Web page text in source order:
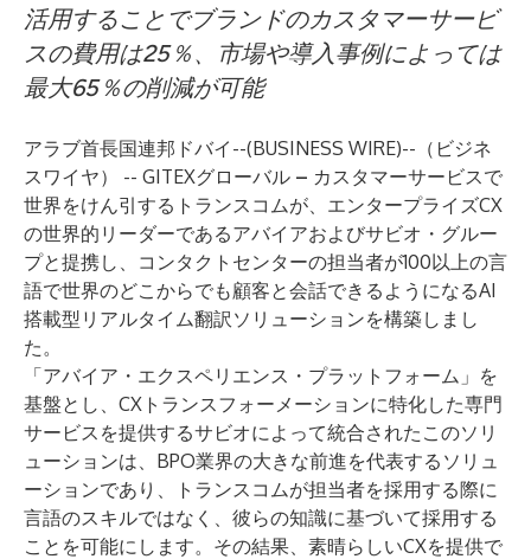
活用することでブランドのカスタマーサービ
スの費用は25％、市場や導入事例によっては
最大65％の削減が可能
アラブ首長国連邦ドバイ--(BUSINESS WIRE)-- （ビジネ
スワイヤ） -- GITEXグローバル – カスタマーサービスで
世界をけん引するトランスコムが、エンタープライズCX
の世界的リーダーであるアバイアおよびサビオ・グルー
プと提携し、コンタクトセンターの担当者が100以上の言
語で世界のどこからでも顧客と会話できるようになるAI
搭載型リアルタイム翻訳ソリューションを構築しまし
た。
「アバイア・エクスペリエンス・プラットフォーム」を
基盤とし、CXトランスフォーメーションに特化した専門
サービスを提供するサビオによって統合されたこのソリ
ューションは、BPO業界の大きな前進を代表するソリュ
ーションであり、トランスコムが担当者を採用する際に
言語のスキルではなく、彼らの知識に基づいて採用する
ことを可能にします。その結果、素晴らしいCXを提供で